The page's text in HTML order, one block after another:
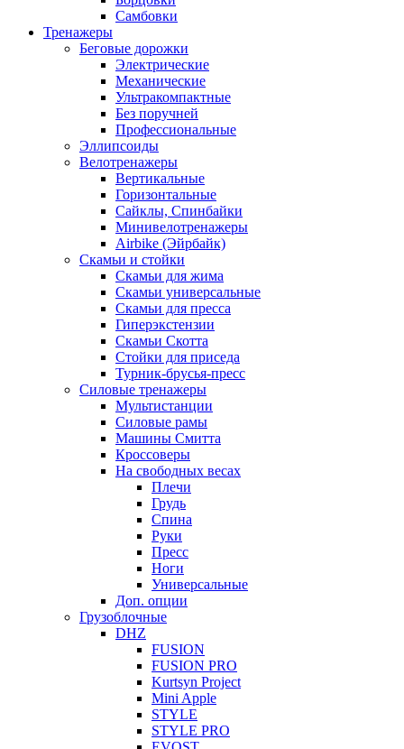
Самбовки
Тренажеры
Беговые дорожки
Электрические
Механические
Ультракомпактные
Без поручней
Профессиональные
Эллипсоиды
Велотренажеры
Вертикальные
Горизонтальные
Сайклы, Спинбайки
Минивелотренажеры
Airbike (Эйрбайк)
Скамьи и стойки
Скамьи для жима
Скамьи универсальные
Скамьи для пресса
Гиперэкстензии
Скамьи Скотта
Стойки для приседа
Турник-брусья-пресс
Силовые тренажеры
Мультистанции
Силовые рамы
Машины Смитта
Кроссоверы
На свободных весах
Плечи
Грудь
Спина
Руки
Пресс
Ноги
Универсальные
Доп. опции
Грузоблочные
DHZ
FUSION
FUSION PRO
Kurtsyn Project
Mini Apple
STYLE
STYLE PRO